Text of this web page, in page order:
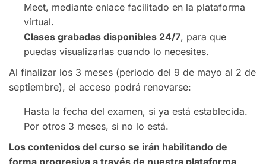
Meet, mediante enlace facilitado en la plataforma
virtual.
Clases grabadas disponibles 24/7, para que
puedas visualizarlas cuando lo necesites.
Al finalizar los 3 meses (periodo del 9 de mayo al 2 de
septiembre), el acceso podrá renovarse:
Hasta la fecha del examen, si ya está establecida.
Por otros 3 meses, si no lo está.
Los contenidos del curso se irán habilitando de
forma progresiva a través de nuestra plataforma